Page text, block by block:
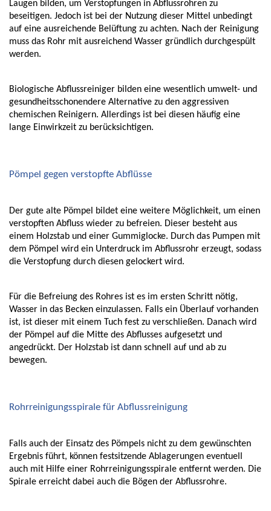
Laugen bilden, um Verstopfungen in Abflussrohren zu
beseitigen. Jedoch ist bei der Nutzung dieser Mittel unbedingt
auf eine ausreichende Belüftung zu achten. Nach der Reinigung
muss das Rohr mit ausreichend Wasser gründlich durchgespült
werden.
Biologische Abflussreiniger bilden eine wesentlich umwelt- und
gesundheitsschonendere Alternative zu den aggressiven
chemischen Reinigern. Allerdings ist bei diesen häufig eine
lange Einwirkzeit zu berücksichtigen.
Pömpel gegen verstopfte Abflüsse
Der gute alte Pömpel bildet eine weitere Möglichkeit, um einen
verstopften Abfluss wieder zu befreien. Dieser besteht aus
einem Holzstab und einer Gummiglocke. Durch das Pumpen mit
dem Pömpel wird ein Unterdruck im Abflussrohr erzeugt, sodass
die Verstopfung durch diesen gelockert wird.
Für die Befreiung des Rohres ist es im ersten Schritt nötig,
Wasser in das Becken einzulassen. Falls ein Überlauf vorhanden
ist, ist dieser mit einem Tuch fest zu verschließen. Danach wird
der Pömpel auf die Mitte des Abflusses aufgesetzt und
angedrückt. Der Holzstab ist dann schnell auf und ab zu
bewegen.
Rohrreinigungsspirale für Abflussreinigung
Falls auch der Einsatz des Pömpels nicht zu dem gewünschten
Ergebnis führt, können festsitzende Ablagerungen eventuell
auch mit Hilfe einer Rohrreinigungsspirale entfernt werden. Die
Spirale erreicht dabei auch die Bögen der Abflussrohre.